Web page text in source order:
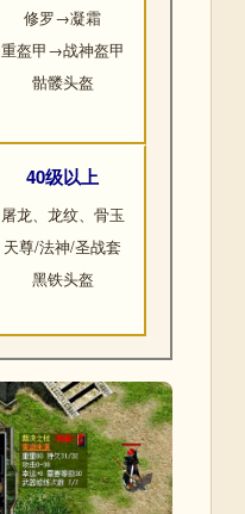
修罗→凝霜
重盔甲→战神盔甲
骷髅头盔
40级以上
屠龙、龙纹、骨玉
天尊/法神/圣战套
黑铁头盔